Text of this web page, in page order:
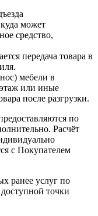
может
средство,
передача товара в
мебели в
или иные
после разгрузки.
по
Расчёт
с Покупателем
ранее услуг по
доступной точки